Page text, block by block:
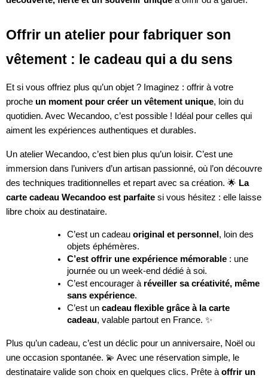
Offrir un atelier pour fabriquer son
vêtement : le cadeau qui a du sens
Et si vous offriez plus qu’un objet ? Imaginez : offrir à votre
proche un moment pour créer un vêtement unique, loin du
quotidien. Avec Wecandoo, c’est possible ! Idéal pour celles qui
aiment les expériences authentiques et durables.
Un atelier Wecandoo, c’est bien plus qu’un loisir. C’est une
immersion dans l’univers d’un artisan passionné, où l’on découvre
des techniques traditionnelles et repart avec sa création. 🌟 La
carte cadeau Wecandoo est parfaite si vous hésitez : elle laisse
libre choix au destinataire.
C’est un cadeau original et personnel , loin des
objets éphémères.
C’est offrir une expérience mémorable : une
journée ou un week-end dédié à soi.
C’est encourager à réveiller sa créativité, même
sans expérience.
C’est un cadeau flexible grâce à la carte
cadeau, valable partout en France. ✨
Plus qu’un cadeau, c’est un déclic pour un anniversaire, Noël ou
une occasion spontanée. 💫 Avec une réservation simple, le
destinataire valide son choix en quelques clics. Prête àoffrir un